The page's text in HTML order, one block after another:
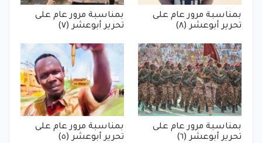
بمناسبة مرور عام على
تحرير أبوعشر (٨)
بمناسبة مرور عام على
تحرير أبوعشر (٧)
بمناسبة مرور عام على
تحرير أبوعشر (٦)
بمناسبة مرور عام على
تحرير أبوعشر (٥)